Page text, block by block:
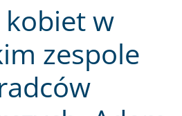
kobiet w
zespole